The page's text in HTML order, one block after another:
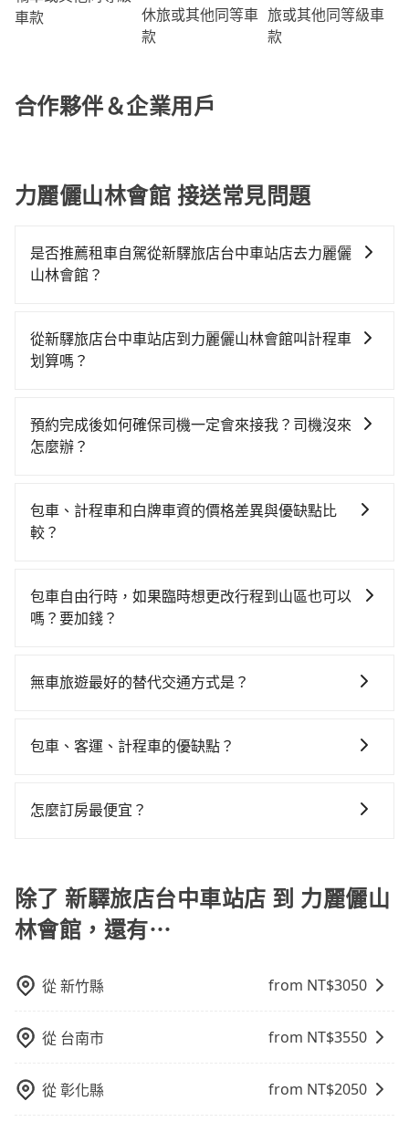
車款
休旅或其他同等車
款
旅或其他同等級車
款
合作夥伴＆企業用戶
力麗儷山林會館 接送常見問題
是否推薦租車自駕從新驛旅店台中車站店去力麗儷
山林會館？
時不需要閉目養神（因為要自己開車），最重要的是你
當天就要來回，那在台中路邊可隨租隨借的iRent應該是
旅店台中車站店到力麗儷山林會館的花費預估為
$950~1,450（金額差異來自於平假日、車款差異、抵達
的罰單都需自付。再者，和運的iRent只提供最基本的車
型，如Toyota Yaris、Prius C、Vios這類乘坐體驗較差
況，打開車門才發現仍有上一組乘客遺留的垃圾或者撞
凹的車門仍未被修理，每一次租車都好像在開樂透一
車位，對於急著用車或者要載其他乘客的人來說就有不
上下車地點仍有段距離，在遇到下雨天或者載行李時，
從新驛旅店台中車站店到力麗儷山林會館叫計程車
划算嗎？
灣大車隊、Uber、Line Taxi、Yoxi等，如果在路邊攔不
到車，也可考慮打電話至新驛旅店台中車站店附近的計
若改選tripool的專車服務可再更便宜。但如果要考慮到
回程，南投縣僅有合法計程車約340輛，數量約為台中市
27%會採現場議價，建議最好先上網預約，以免當場被
坑受騙。雖然新驛旅店台中車站店到力麗儷山林會館的
廂型車最高可省$1,000。
預約完成後如何確保司機一定會來接我？司機沒來
怎麼辦？
派車。在出發前一天晚上八點時，會透過電子郵件與簡
訊提供司機的姓名、電話、車牌、車型等資訊，如在約
位置。但如果遇到車輛故障或者前一趟車嚴重耽誤，
tripool會盡快改派以減少乘客等待的時間。
包車、計程車和白牌車資的價格差異與優缺點比
較？
包車：優點是搭乘舒適可以根據自己的需求安排時間和
地點上車較客製化。此外，司機還會提供各種旅遊建議
通塞車時亦會加收延遲費用，一般屬短程接駁為主。 -
事後也無法申訴退費。
包車自由行時，如果臨時想更改行程到山區也可以
嗎？要加錢？
旅步可能會根據行經的路線是否超過海拔1500公尺來進
我們會透過Email的方式向您說明收費細節，讓您能更放
無車旅遊最好的替代交通方式是？
看您旅遊的目的地而定。您可以善用大眾運輸，例如：
服務，由專人到府接送，讓您更加輕鬆自在。
包車、客運、計程車的優缺點？
上、下車，不需與旅客共乘。但通常需要提前預約。 客
不必擔心停車位的問題。但是，計程車的費用相對較
高，車輛選擇不如包車多，且大都屬短程接駁為主。
怎麼訂房最便宜？
地區、價位、人數、特殊需求來搜尋適合的旅店與房
型，更重要的是通常價格是官網的6~8折，如果又有加入
會員或者使用特定的信用卡，還可以累積點數做現金回
有Booking.com、Agoda.com、Hotels.com、
Expedia.com、Trip.com等。正常來說，線上刷卡付款
完後預定就完成，事先不用電話確認空房，事後也不用
告知付款完畢，一切都能在網路上操作。但有些較冷門
賣的現象，便有可能到了現場卻沒房可住的窘境，所以
除了 新驛旅店台中車站店 到 力麗儷山
林會館，還有⋯
從新竹縣 from NT$3050
從 台南市 from NT$3550
從彰化縣 from NT$2050